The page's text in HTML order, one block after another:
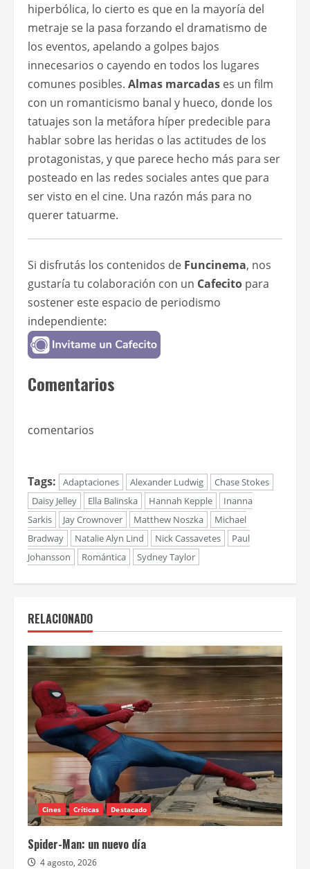
hiperbólica, lo cierto es que en la mayoría del
metraje se la pasa forzando el dramatismo de
los eventos, apelando a golpes bajos
innecesarios o cayendo en todos los lugares
comunes posibles. Almas marcadas es un film
con un romanticismo banal y hueco, donde los
tatuajes son la metáfora híper predecible para
hablar sobre las heridas o las actitudes de los
protagonistas, y que parece hecho más para ser
posteado en las redes sociales antes que para
ser visto en el cine. Una razón más para no
querer tatuarme.
Si disfrutás los contenidos de Funcinema, nos
gustaría tu colaboración con un Cafecito para
sostener este espacio de periodismo
independiente:
Comentarios
comentarios
Tags: Adaptaciones Alexander Ludwig
Chase Stokes
Daisy Jelley
Ella Balinska Hannah Kepple
Inanna
Sarkis
Jay Crownover Matthew Noszka
Michael
Bradway
Natalie Alyn Lind Nick Cassavetes
Paul
Johansson
Romántica Sydney Taylor
RELACIONADO
Cines Críticas Destacado
Spider-Man: un nuevo día
4 agosto, 2026